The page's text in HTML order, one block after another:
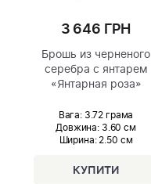
3 646 ГРН
Брошь из черненого
серебра с янтарем
«Янтарная роза»
Вага: 3.72 грама
Довжина: 3.60 см
Ширина: 2.50 см